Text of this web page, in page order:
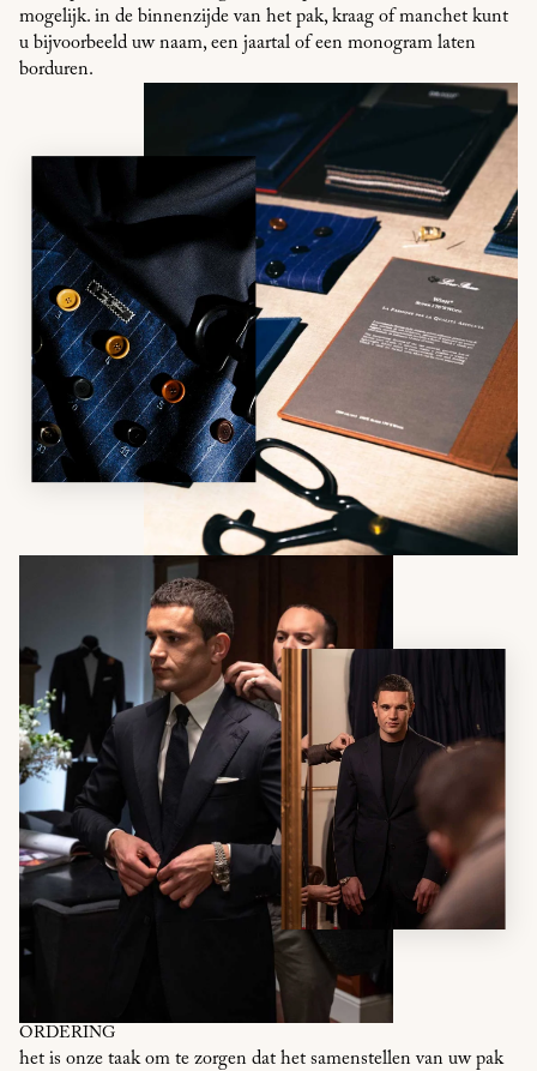
mogelijk. in de binnenzijde van het pak, kraag of manchet kunt
u bijvoorbeeld uw naam, een jaartal of een monogram laten
borduren.
ORDERING
het is onze taak om te zorgen dat het samenstellen van uw pak